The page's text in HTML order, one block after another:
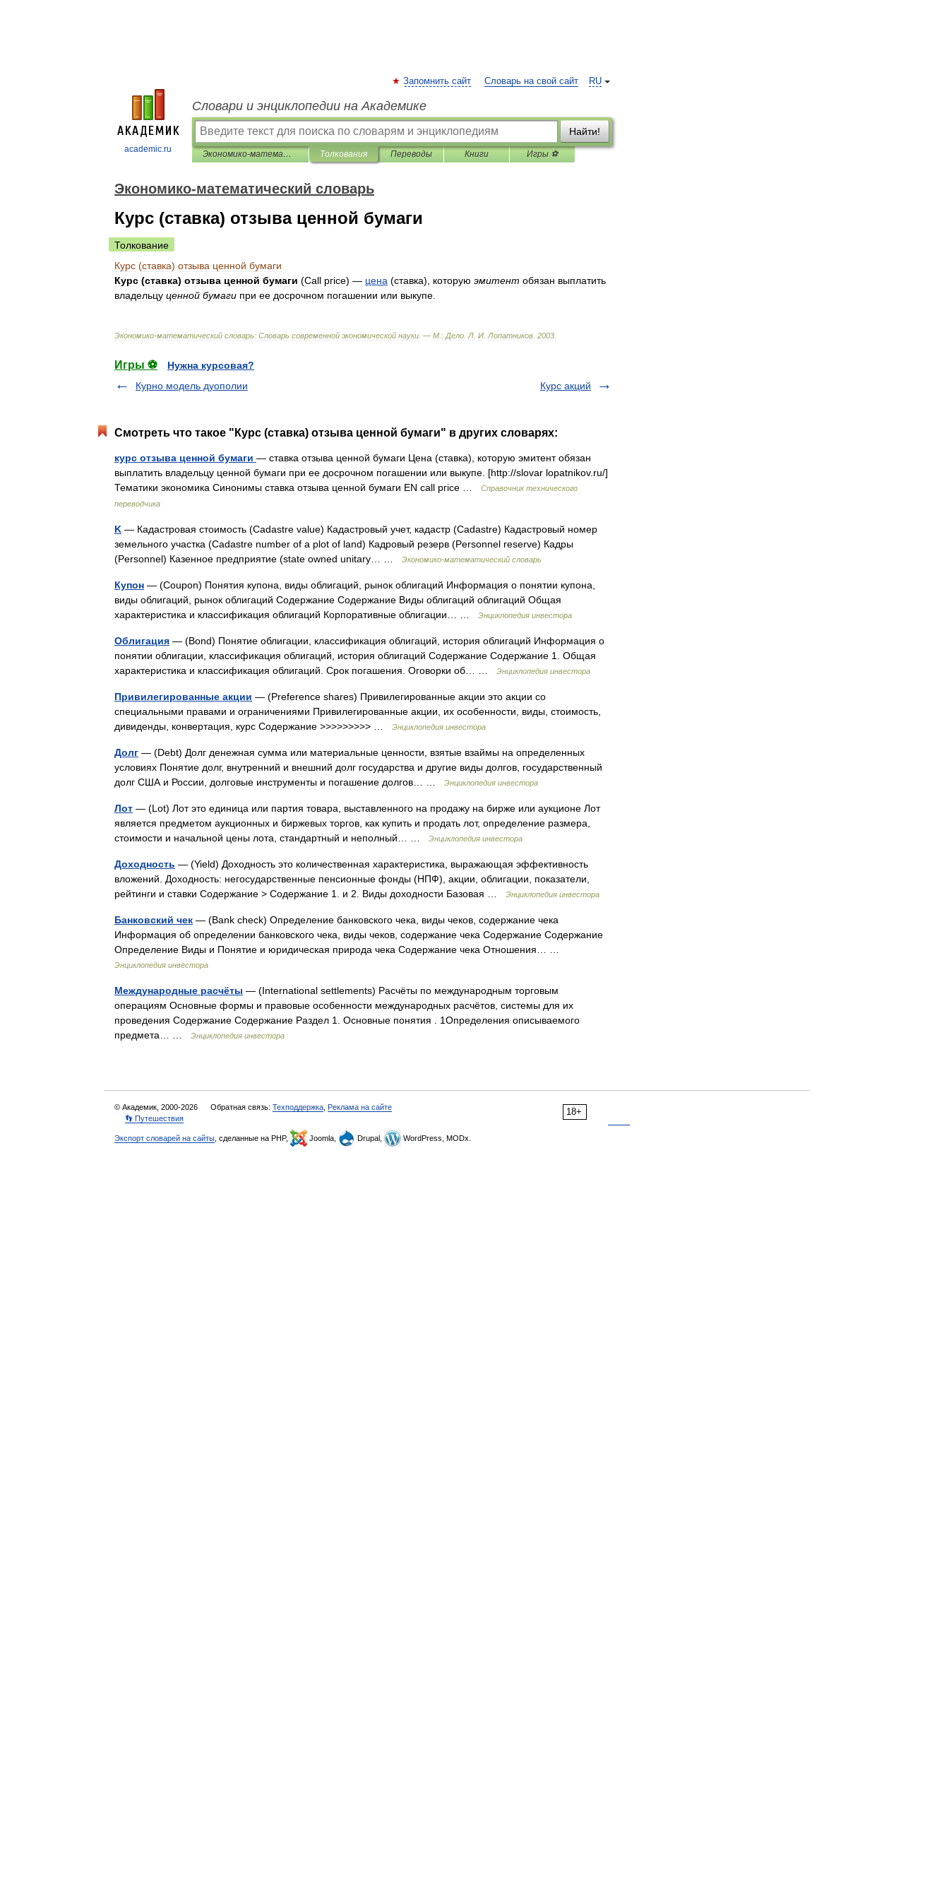
academic.ru
RU
Запомнить сайт Словарь на свой сайт
Словари и энциклопедии на Академике
Найти!
Экономико-математический словарь Толкования Переводы Книги Игры ⚽
Экономико-математический словарь
Курс (ставка) отзыва ценной бумаги
Толкование
Курс (ставка) отзыва ценной бумаги
Курс (ставка) отзыва ценной бумаги (Саll ргiсе) — цена (ставка), которую эмитент обязан выплатить
владельцу ценной бумаги при ее досрочном погашении или выкупе
Экономико-математический словарь: Словарь современной экономической науки . — М : Дело Л И Лопатников 2003
Игры ⚽
Нужна курсовая?
Курно модель дуополии
Курс акций
Смотреть что такое "Курс (ставка) отзыва ценной бумаги" в других словарях:
курс отзыва ценной бумаги — ставка отзыва ценной бумаги Цена (ставка), которую эмитент обязан
выплатить владельцу ценной бумаги при ее досрочном погашении или выкупе. [http://slovar lopatnikov.ru/]
Тематики экономика Синонимы ставка отзыва ценной бумаги EN саll ргiсе …
Справочник технического
переводчика
K — Кадастровая стоимость (Cadastre value) Кадастровый учет, кадастр (Cadastre) Кадастровый номер
земельного участка (Cadastre number of a plot of land) Кадровый резерв (Personnel reserve) Кадры
(Personnel) Казенное предприятие (state owned unitary… …
Экономико-математический словарь
Купон — (Coupon) Понятия купона, виды облигаций, рынок облигаций Информация о понятии купона,
виды облигаций, рынок облигаций Содержание Содержание Виды облигаций облигаций Общая
характеристика и классификация облигаций Корпоративные облигации… …
Энциклопедия инвестора
Облигация — (Вond) Понятие облигации, классификация облигаций, история облигаций Информация о
понятии облигации, классификация облигаций, история облигаций Содержание Содержание 1. Общая
характеристика и классификация облигаций. Срок погашения. Оговорки об… …
Энциклопедия инвестора
Привилегированные акции — (Preference shares) Привилегированные акции это акции со
специальными правами и ограничениями Привилегированные акции, их особенности, виды, стоимость,
дивиденды, конвертация, курс Содержание >>>>>>>>> …
Энциклопедия инвестора
Долг — (Debt) Долг денежная сумма или материальные ценности, взятые взаймы на определенных
условиях Понятие долг, внутренний и внешний долг государства и другие виды долгов, государственный
долг США и России, долговые инструменты и погашение долгов… …
Энциклопедия инвестора
Лот — (Lot) Лот это единица или партия товара, выставленного на продажу на бирже или аукционе Лот
является предметом аукционных и биржевых торгов, как купить и продать лот, определение размера,
стоимости и начальной цены лота, стандартный и неполный… …
Энциклопедия инвестора
Доходность — (Yield) Доходность это количественная характеристика, выражающая эффективность
вложений. Доходность: негосударственные пенсионные фонды (НПФ), акции, облигации, показатели,
рейтинги и ставки Содержание > Содержание 1. и 2. Виды доходности Базовая …
Энциклопедия инвестора
Банковский чек — (Bank check) Определение банковского чека, виды чеков, содержание чека
Информация об определении банковского чека, виды чеков, содержание чека Содержание Содержание
Определение Виды и Понятие и юридическая природа чека Содержание чека Отношения… …
Энциклопедия инвестора
Международные расчёты — (International settlements) Расчёты по международным торговым
операциям Основные формы и правовые особенности международных расчётов, системы для их
проведения Содержание Содержание Раздел 1. Основные понятия . 1Определения описываемого
предмета… …
Энциклопедия инвестора
18+
© Академик, 2000-2026 Обратная связь: Техподдержка Реклама на сайте
👣 Путешествия
Экспорт словарей на сайты , сделанные на PHP, Joomla, Drupal, WordPress, MODx.